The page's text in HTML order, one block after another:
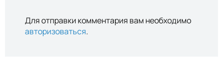
Для отправки комментария вам необходимо
авторизоваться.